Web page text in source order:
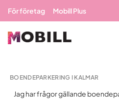
För företag Mobill Plus
BOENDEPARKERING I KALMAR
Jag har frågor gällande